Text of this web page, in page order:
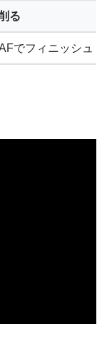
る
でフィニッシュ